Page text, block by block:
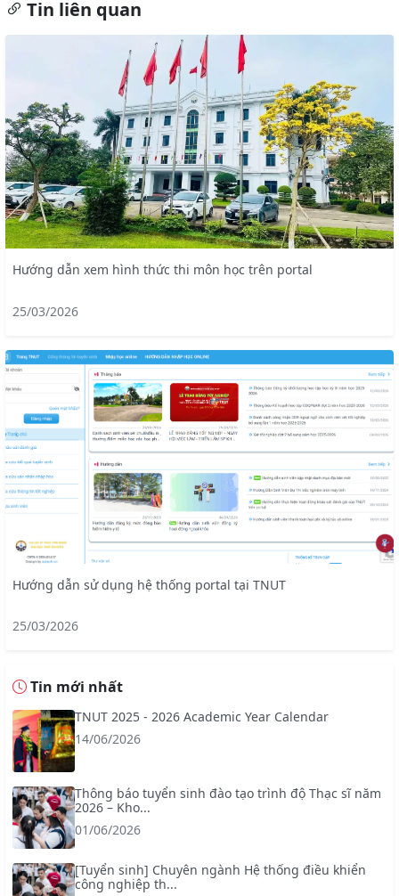
Tin liên quan
Hướng dẫn xem hình thức thi môn học trên portal
25/03/2026
Hướng dẫn sử dụng hệ thống portal tại TNUT
25/03/2026
Tin mới nhất
TNUT 2025 - 2026 Academic Year Calendar
14/06/2026
Thông báo tuyển sinh đào tạo trình độ Thạc sĩ năm
2026 – Kho...
01/06/2026
[Tuyển sinh] Chuyên ngành Hệ thống điều khiển
công nghiệp th...